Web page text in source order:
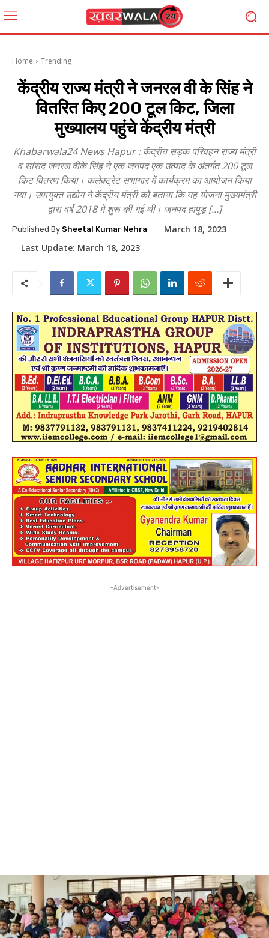
Home Trending
केंद्रीय राज्य मंत्री ने जनरल वी के सिंह ने
वितरित किए 200 टूल किट, जिला
मुख्यालय पहुंचे केंद्रीय मंत्री
Khabarwala24 News Hapur : केंद्रीय सड़क परिवहन राज्य मंत्री
व सांसद जनरल वीके सिंह ने एक जनपद एक उत्पाद के अंतर्गत 200 टूल
किट वितरण किया। कलेक्ट्रेट सभागार में कार्यक्रम का आयोजन किया
गया। उपायुक्त उद्योग ने केंद्रीय मंत्री को बताया कि यह योजना मुख्यमंत्री
द्वारा वर्ष 2018 में शुरू की गई थी। जनपद हापुड़ […]
Published By Sheetal Kumar Nehra
March 18, 2023
Last Update: March 18, 2023
-Advertisement-